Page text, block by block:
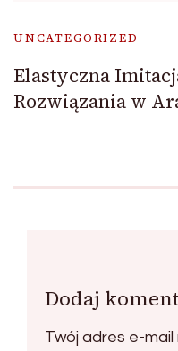
UNCATEGORIZED
Elastyczna
Rozwiązania w
Dodaj
Twój adres e-